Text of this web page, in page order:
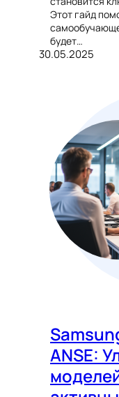
Этот гайд
будет…
30.05.2025
ANSE: